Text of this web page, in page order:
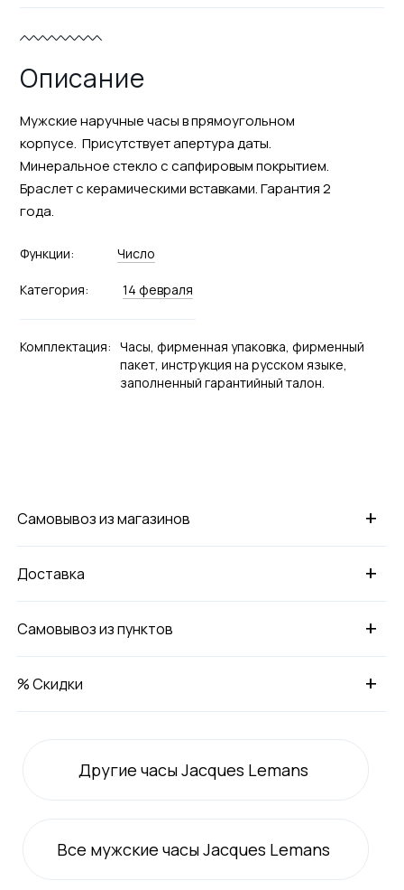
Описание
Мужские наручные часы в прямоугольном
корпусе. Присутствует апертура даты.
Минеральное стекло с сапфировым покрытием.
Браслет с керамическими вставками. Гарантия 2
года.
Функции: Число
Категория: 14 февраля
Комплектация: Часы, фирменная упаковка, фирменный
пакет, инструкция на русском языке,
заполненный гарантийный талон.
+
Самовывоз из магазинов
+
Доставка
+
Самовывоз из пунктов
+
% Скидки
Другие часы Jacques Lemans
Все мужские часы Jacques Lemans